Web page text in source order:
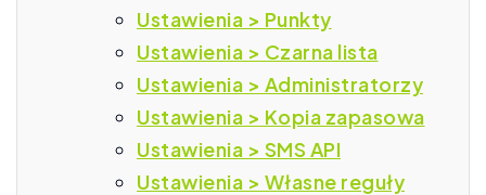
Ustawienia > Punkty
Ustawienia > Czarna lista
Ustawienia > Administratorzy
Ustawienia > Kopia zapasowa
Ustawienia > SMS API
Ustawienia > Własne reguły